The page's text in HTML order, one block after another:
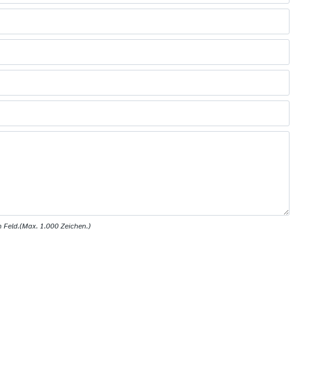
Feld.(Max. 1.000 Zeichen.)